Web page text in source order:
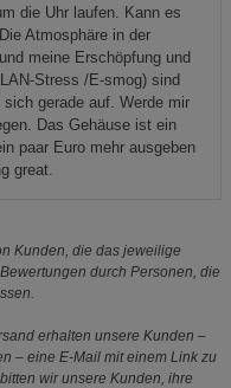
die Uhr laufen. Kann es
Atmosphäre in der
meine Erschöpfung und
Stress /E-smog) sind
gerade auf. Werde mir
Das Gehäuse ist ein
paar Euro mehr ausgeben
great.
Kunden, die das jeweilige
durch Personen, die
erhalten unsere Kunden –
– eine E-Mail mit einem Link zu
wir unsere Kunden, ihre